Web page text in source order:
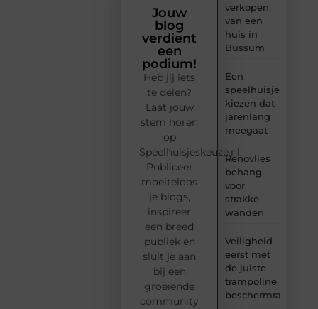
verkopen
van een
huis in
Bussum
Een
speelhuisje
kiezen dat
jarenlang
meegaat
Renovlies
behang
voor
strakke
wanden
Veiligheid
eerst met
de juiste
trampoline
beschermrand
Jouw
blog
verdient
een
podium!
Heb jij iets
te delen?
Laat jouw
stem horen
op
Speelhuisjeskeuze.nl.
Publiceer
moeiteloos
je blogs,
inspireer
een breed
publiek en
sluit je aan
bij een
groeiende
community